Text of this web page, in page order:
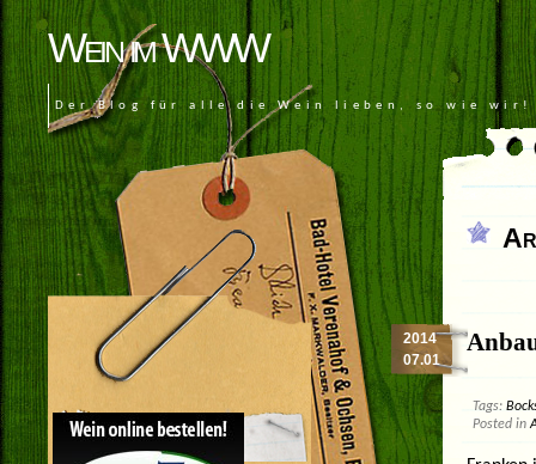
Wein im WWW
Der Blog für alle die Wein lieben, so wie wir!
2014
07.01
Tags:
Posted in